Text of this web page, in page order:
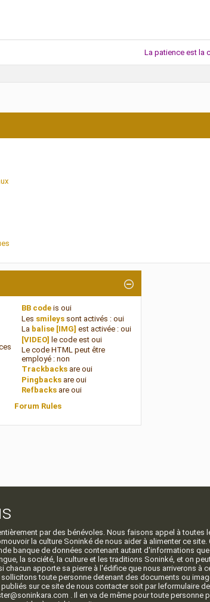
La patience est la
BB codeis oui
Les smileyssont activés : oui
La balise [IMG] est activée : oui
[VIDEO] le code est oui
Le code HTML peut être
employé : non
Trackbacksare oui
Pingbacksare oui
Refbacksare oui
Forum Rules
par des bénévoles. Nous faisons appel à toutes
la culture Soninké de nous aider à alimenter ce site.
banque de données contenant autant d'informations
la société, la culture et les traditions Soninké, et on
chacun apporte sa pierre à l'édifice que nous arriverons à
toute personne detenant des documents ou
sur ce site de nous contacter soit par leformulaire
. Il en va de même pour toute personne